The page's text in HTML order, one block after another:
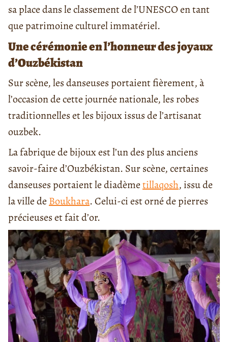
sa place dans le classement de l’UNESCO en tant
que patrimoine culturel immatériel.
Une cérémonie en l’honneur des joyaux
d’Ouzbékistan
Sur scène, les danseuses portaient fièrement, à
l’occasion de cette journée nationale, les robes
traditionnelles et les bijoux issus de l’artisanat
ouzbek.
La fabrique de bijoux est l’un des plus anciens
savoir-faire d’Ouzbékistan. Sur scène, certaines
danseuses portaient le diadèmetillaqosh, issu de
la ville de Boukhara. Celui-ci est orné de pierres
précieuses et fait d’or.